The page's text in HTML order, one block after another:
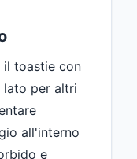
toastie con
lato per altri
all'interno
e